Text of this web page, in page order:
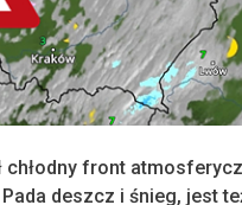
front
deszcz i śnieg, jest